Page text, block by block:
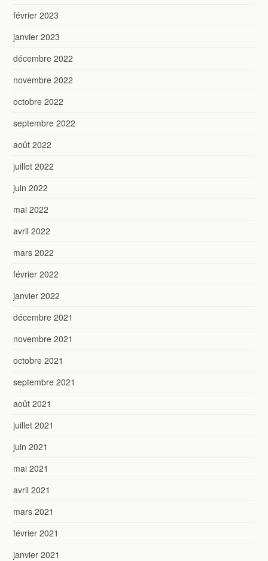
février 2023
janvier 2023
décembre 2022
novembre 2022
octobre 2022
septembre 2022
août 2022
juillet 2022
juin 2022
mai 2022
avril 2022
mars 2022
février 2022
janvier 2022
décembre 2021
novembre 2021
octobre 2021
septembre 2021
août 2021
juillet 2021
juin 2021
mai 2021
avril 2021
mars 2021
février 2021
janvier 2021